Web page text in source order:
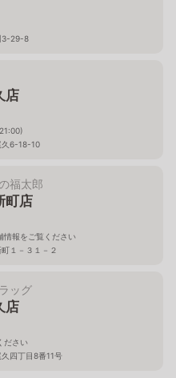
3-29-8
店
久6-18-10
福太郎
町店
情報をご覧ください
１－３１－２
ッグ
店
ださい
四丁目8番11号